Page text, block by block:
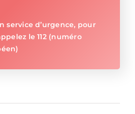
service d’urgence, pour
le 112 (numéro